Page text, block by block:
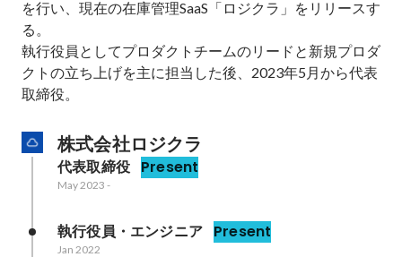
を行い、現在の在庫管理SaaS「ロジクラ」をリリースす
る。
執行役員としてプロダクトチームのリードと新規プロダ
クトの立ち上げを主に担当した後、2023年5月から代表
取締役。
株式会社ロジクラ
代表取締役 Present
May 2023 -
執行役員・エンジニア Present
Jan 2022